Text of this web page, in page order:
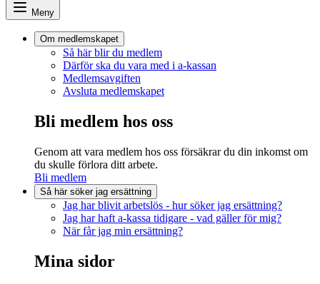
Meny
Om medlemskapet
Så här blir du medlem
Därför ska du vara med i a-kassan
Medlemsavgiften
Avsluta medlemskapet
Bli medlem hos oss
Genom att vara medlem hos oss försäkrar du din inkomst om
du skulle förlora ditt arbete.
Bli medlem
Så här söker jag ersättning
Jag har blivit arbetslös - hur söker jag ersättning?
Jag har haft a-kassa tidigare - vad gäller för mig?
När får jag min ersättning?
Mina sidor